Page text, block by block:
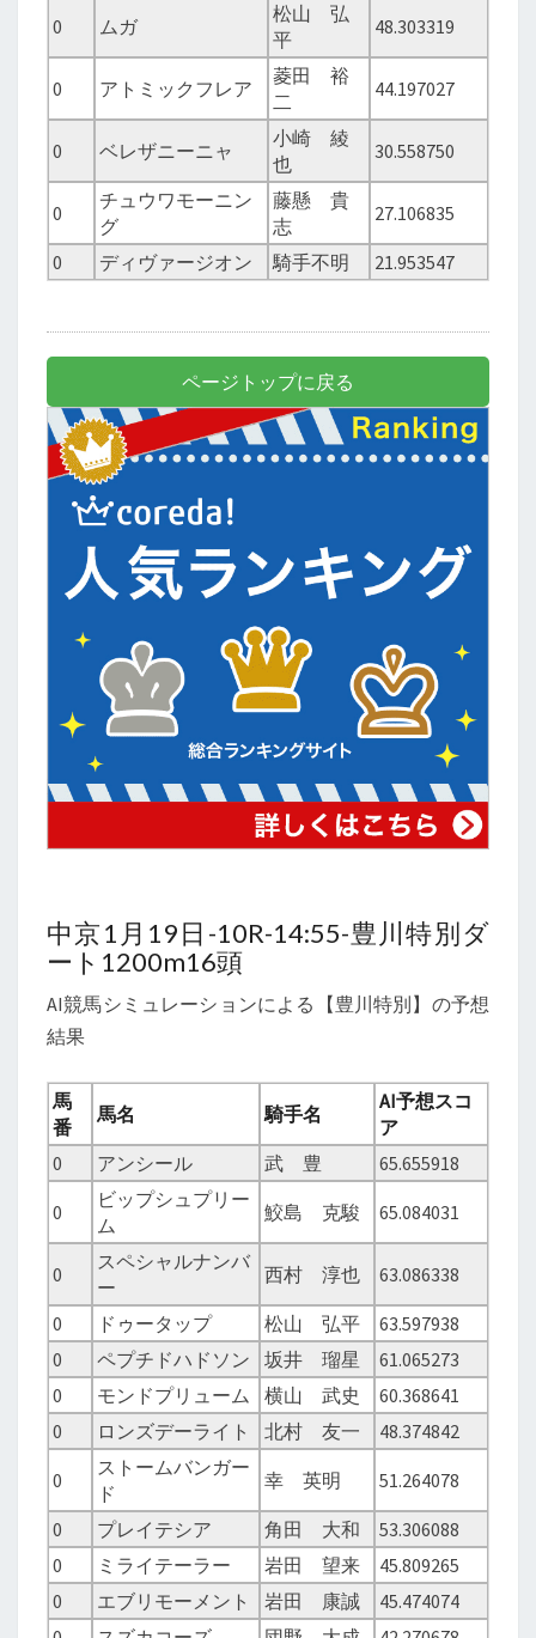
0 ムガ
松山 弘
平
48.303319
0 アトミックフレア
菱田 裕
二
44.197027
0 ベレザニーニャ
小崎 綾
也
30.558750
0
チュウワモーニン
グ
藤懸 貴
志
27.106835
0 ディヴァージオン 騎手不明 21.953547
ページトップに戻る
中京1月19日-10R-14:55-豊川特別ダ
ート1200m16頭
AI競馬シミュレーションによる【豊川特別】の予想
結果
馬
番
馬名 騎手名
AI予想スコ
ア
0
アンシール 武 豊 65.655918
0
ビップシュプリー
ム
鮫島 克駿 65.084031
0
スペシャルナンバ
ー
西村 淳也 63.086338
0 ドゥータップ 松山 弘平
63.597938
0
ペプチドハドソン 坂井 瑠星
61.065273
0
モンドプリューム 横山 武史
60.368641
0
ロンズデーライト 北村 友一 48.374842
0
ストームバンガー
ド
幸 英明 51.264078
0 プレイテシア 角田 大和
53.306088
0
ミライテーラー 岩田 望来
45.809265
0
エブリモーメント 岩田 康誠
45.474074